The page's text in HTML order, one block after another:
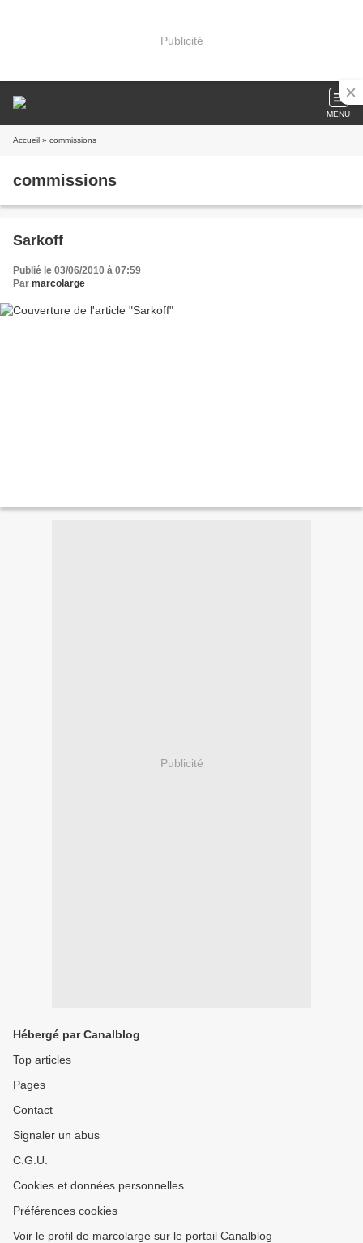
Publicité
MENU
Accueil » commissions
commissions
Sarkoff
Publié le 03/06/2010 à 07:59
Par marcolarge
Publicité
Hébergé par Canalblog
Top articles
Pages
Contact
Signaler un abus
C.G.U.
Cookies et données personnelles
Préférences cookies
Voir le profil de marcolarge sur le portail Canalblog